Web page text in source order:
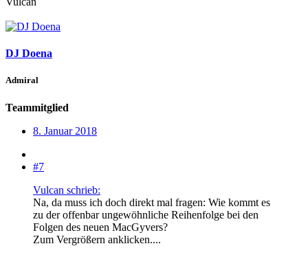
DJ Doena
Admiral
Teammitglied
8. Januar 2018
#7
Vulcan schrieb:
Na, da muss ich doch direkt mal fragen: Wie kommt es
zu der offenbar ungewöhnliche Reihenfolge bei den
Folgen des neuen MacGyvers?
Zum Vergrößern anklicken....